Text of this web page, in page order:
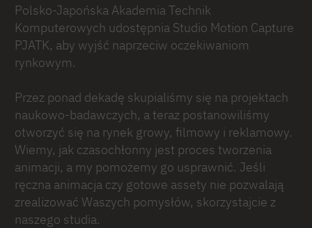
Polsko-Japońska Akademia Technik
Komputerowych udostępnia Studio Motion Capture
PJATK, aby wyjść naprzeciw oczekiwaniom
rynkowym.
Przez ponad dekadę skupialiśmy się na projektach
naukowo-badawczych, a teraz postanowiliśmy
otworzyć się na rynek growy, filmowy i reklamowy.
Wiemy, jak czasochłonny jest proces tworzenia
animacji, a my pomożemy go usprawnić. Jeśli
ręczna animacja czy gotowe assety nie pozwalają
zrealizować Waszych pomysłów, skorzystajcie z
naszego studia.